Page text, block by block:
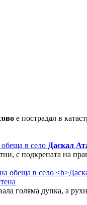
е пострадал в
в село Даскал
с подкрепата на
голяма дупка, а